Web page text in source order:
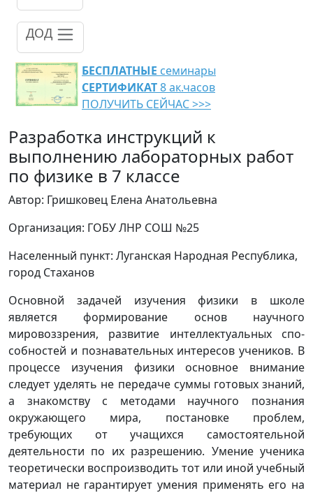
ДОД
БЕСПЛАТНЫЕ семинары
СЕРТИФИКАТ8 ак.часов
ПОЛУЧИТЬ СЕЙЧАС >>>
Разработка инструкций к
выполнению лабораторных работ
по физике в 7 классе
Автор: Гришковец Елена Анатольевна
Организация: ГОБУ ЛНР СОШ №25
Населенный пункт: Луганская Народная Республика,
город Стаханов
Основной задачей изучения физики в школе
является формирование ос­нов научного
мировоззрения, развитие интеллектуальных спо­
собностей и познавательных интересов учеников. В
процессе изучения физики основное внимание
следует уделять не переда­че суммы готовых знаний,
а знакомству с методами научного познания
окружающего мира, постановке проблем,
требующих от учащихся самостоятельной
деятельности по их разрешению. Умение ученика
теоретически воспроизводить тот или иной учебный
материал не гарантирует умения применять его на